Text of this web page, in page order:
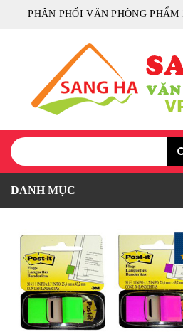
PHÂN PHỐI VĂN PHÒNG
DANH MỤC